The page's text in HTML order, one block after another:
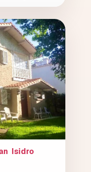
Isidro